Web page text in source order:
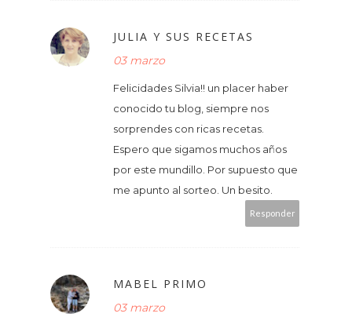
JULIA Y SUS RECETAS
03 marzo
Felicidades Silvia!! un placer haber
conocido tu blog, siempre nos
sorprendes con ricas recetas.
Espero que sigamos muchos años
por este mundillo. Por supuesto que
me apunto al sorteo. Un besito.
Responder
MABEL PRIMO
03 marzo